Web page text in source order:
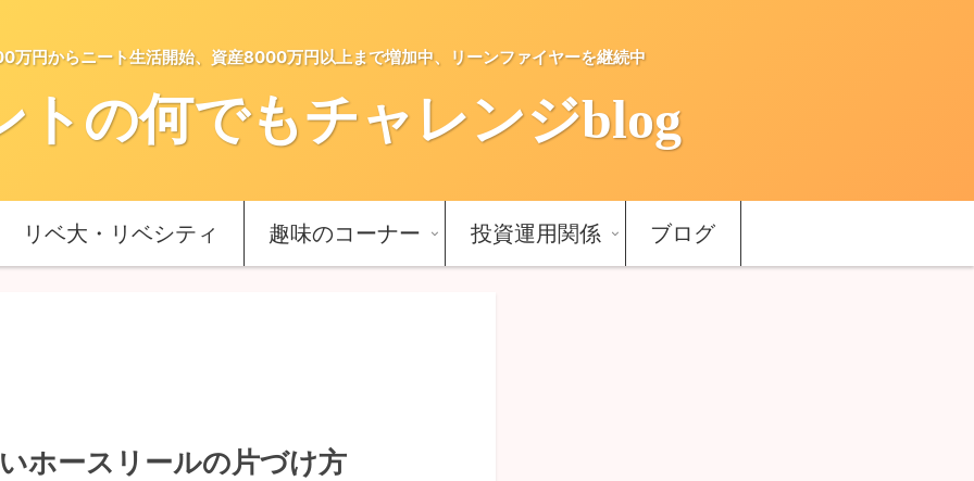
万円からニート生活開始、資産8000万円以上まで増加中、リーンファイヤーを継続中
トの何でもチャレンジblog
リベ大・リベシティ 趣味のコーナー 投資運用関係 ブログ
ホースリールの片づけ方